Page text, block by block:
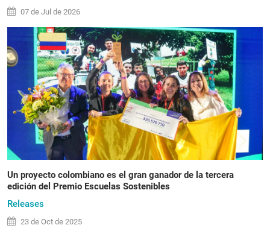
07 de Jul de 2026
Un proyecto colombiano es el gran ganador de la tercera
edición del Premio Escuelas Sostenibles
Releases
23 de Oct de 2025